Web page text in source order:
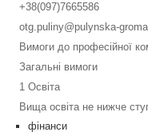
+38(097)7665586
otg.puliny@pulynska-
Вимоги до професійної
Загальні вимоги
1 Освіта
Вища освіта не нижче
фінанси